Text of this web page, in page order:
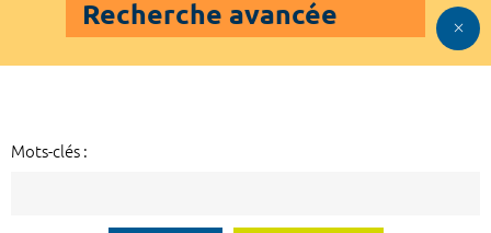
Recherche avancée
Mots-clés :